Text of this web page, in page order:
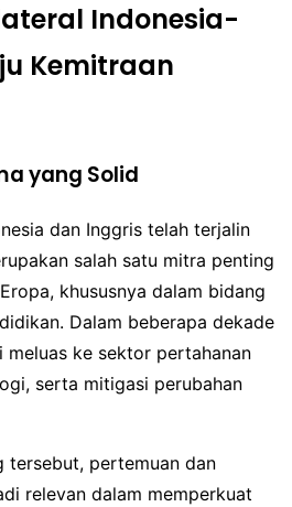
Indonesia-
Kemitraan
yang Solid
dan Inggris telah terjalin
salah satu mitra penting
khususnya dalam bidang
Dalam beberapa dekade
meluas ke sektor pertahanan
serta mitigasi perubahan
tersebut, pertemuan dan
relevan dalam memperkuat